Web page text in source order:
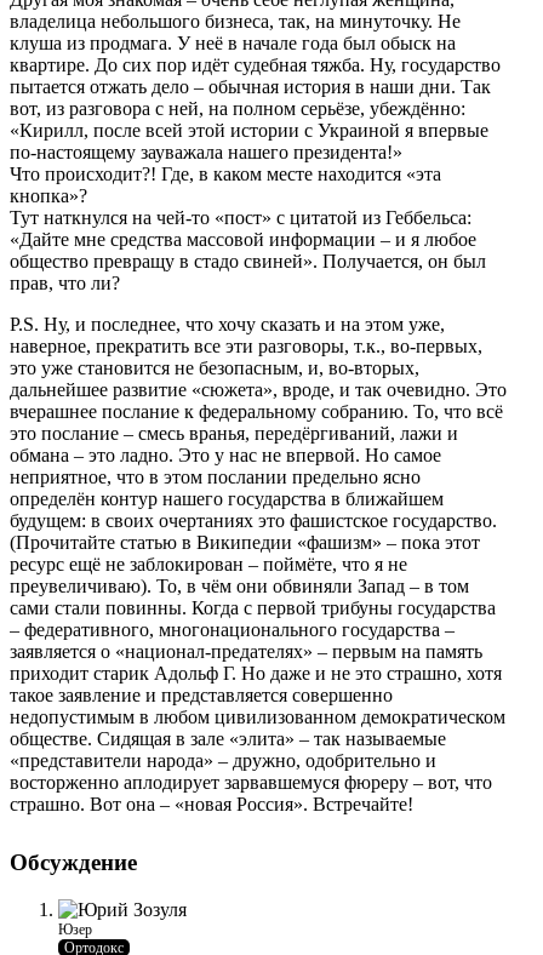
владелица небольшого бизнеса, так, на минуточку. Не
клуша из продмага. У неё в начале года был обыск на
квартире. До сих пор идёт судебная тяжба. Ну, государство
пытается отжать дело – обычная история в наши дни. Так
вот, из разговора с ней, на полном серьёзе, убеждённо:
«Кирилл, после всей этой истории с Украиной я впервые
по-настоящему зауважала нашего президента!»
Что происходит?! Где, в каком месте находится «эта
кнопка»?
Тут наткнулся на чей-то «пост» с цитатой из Геббельса:
«Дайте мне средства массовой информации – и я любое
общество превращу в стадо свиней». Получается, он был
прав, что ли?
P.S. Ну, и последнее, что хочу сказать и на этом уже,
наверное, прекратить все эти разговоры, т.к., во-первых,
это уже становится не безопасным, и, во-вторых,
дальнейшее развитие «сюжета», вроде, и так очевидно. Это
вчерашнее послание к федеральному собранию. То, что всё
это послание – смесь вранья, передёргиваний, лажи и
обмана – это ладно. Это у нас не впервой. Но самое
неприятное, что в этом послании предельно ясно
определён контур нашего государства в ближайшем
будущем: в своих очертаниях это фашистское государство.
(Прочитайте статью в Википедии «фашизм» – пока этот
ресурс ещё не заблокирован – поймёте, что я не
преувеличиваю). То, в чём они обвиняли Запад – в том
сами стали повинны. Когда с первой трибуны государства
– федеративного, многонационального государства –
заявляется о «национал-предателях» – первым на память
приходит старик Адольф Г. Но даже и не это страшно, хотя
такое заявление и представляется совершенно
недопустимым в любом цивилизованном демократическом
обществе. Сидящая в зале «элита» – так называемые
«представители народа» – дружно, одобрительно и
восторженно аплодирует зарвавшемуся фюреру – вот, что
страшно. Вот она – «новая Россия». Встречайте!
Обсуждение
Юзер
Ортодокс